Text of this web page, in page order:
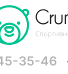
35-46